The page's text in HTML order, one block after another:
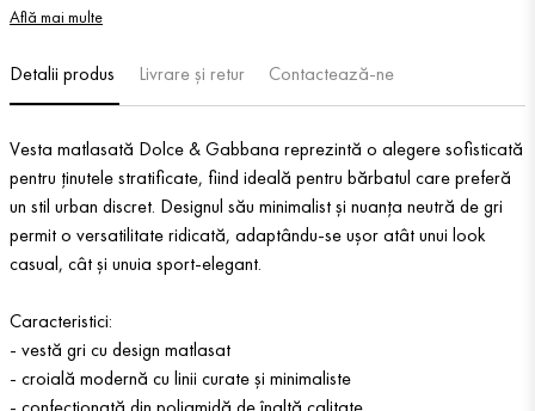
Află mai multe
Detalii produs Livrare și retur Contactează-ne
Vesta matlasată Dolce & Gabbana reprezintă o alegere sofisticată
pentru ținutele stratificate, fiind ideală pentru bărbatul care preferă
un stil urban discret. Designul său minimalist și nuanța neutră de gri
permit o versatilitate ridicată, adaptându-se ușor atât unui look
casual, cât și unuia sport-elegant.
Caracteristici:
- vestă gri cu design matlasat
- croială modernă cu linii curate și minimaliste